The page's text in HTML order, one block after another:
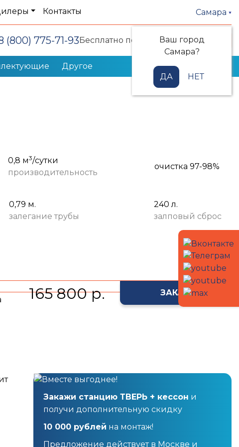
Контакты Самара
Ваш город
Самара?
ДА НЕТ
(800) 775-71-93Бесплатно по РФ Заказать звонок
Другое
0,8 м3/сутки
производительность
очистка 97-98%
0,79 м.
залегание трубы
240 л.
залповый сброс
165 800 р. ЗАКАЗАТЬ
Закажи станцию ТВЕРЬ + кессон и
получи дополнительную скидку
10 000 рублей на монтаж!
Предложение действует в Москве и